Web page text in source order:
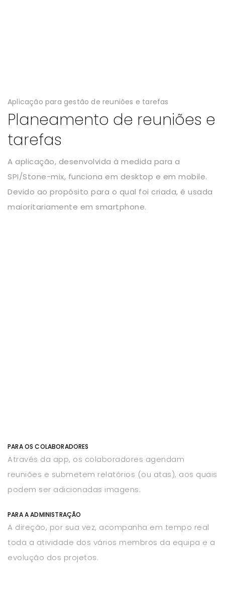
Aplicação para gestão de reuniões e tarefas
Planeamento de reuniões e
tarefas
A aplicação, desenvolvida à medida para a
SPI/Stone-mix, funciona em desktop e em mobile.
Devido ao propósito para o qual foi criada, é usada
maioritariamente em smartphone.
PARA OS COLABORADORES
Através da app, os colaboradores agendam
reuniões e submetem relatórios (ou atas), aos quais
podem ser adicionadas imagens.
PARA A ADMINISTRAÇÃO
A direção, por sua vez, acompanha em tempo real
toda a atividade dos vários membros da equipa e a
evolução dos projetos.